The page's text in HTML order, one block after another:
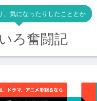
、気になったりしたこととか
ろ奮闘記